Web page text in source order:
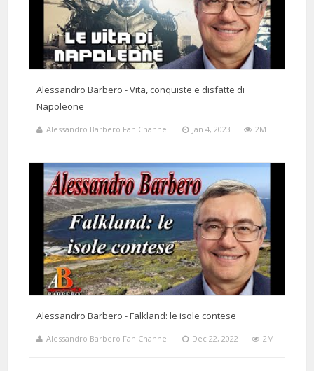
Alessandro Barbero - Vita, conquiste e disfatte di
Napoleone
Alessandro Barbero Fan Channel Jan 4, 2023 2M
Alessandro Barbero - Falkland: le isole contese
Alessandro Barbero Fan Channel Dec 22, 2022 2M